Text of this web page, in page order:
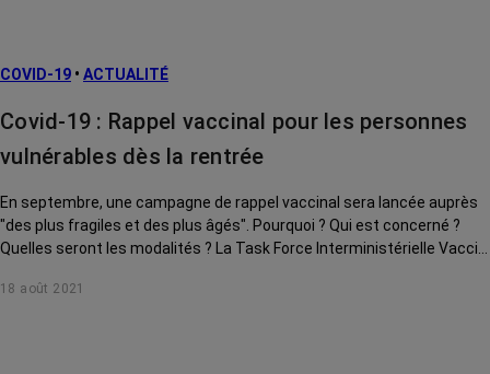
COVID-19 • ACTUALITÉ
Covid-19 : Rappel vaccinal pour les personnes
vulnérables dès la rentrée
En septembre, une campagne de rappel vaccinal sera lancée auprès
"des plus fragiles et des plus âgés". Pourquoi ? Qui est concerné ?
Quelles seront les modalités ? La Task Force Interministérielle Vaccin
18 août 2021